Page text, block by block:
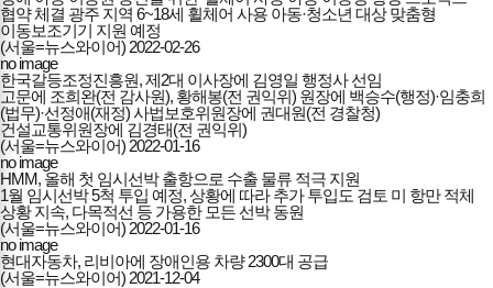
협약 체결 광주 지역 6~18세 휠체어 사용 아동·청소년 대상 맞춤형
이동보조기기 지원 예정
(서울=뉴스와이어) 2022-02-26
no image
한국갈등조정진흥원, 제2대 이사장에 김영일 행정사 선임
고문에 조희완(전 감사원), 황해봉(전 권익위) 원장에 백승수(행정)·임충희
(법무)·선정애(재정) 사법보호위원장에 권대원(전 경찰청)
건설교통위원장에 김경태(전 권익위)
(서울=뉴스와이어) 2022-01-16
no image
HMM, 올해 첫 임시선박 출항으로 수출 물류 적극 지원
1월 임시선박 5척 투입 예정, 상황에 따라 추가 투입도 검토 미 항만 적체
상황 지속, 다목적선 등 가용한 모든 선박 동원
(서울=뉴스와이어) 2022-01-16
no image
현대자동차, 리비아에 장애인용 차량 2300대 공급
(서울=뉴스와이어) 2021-12-04